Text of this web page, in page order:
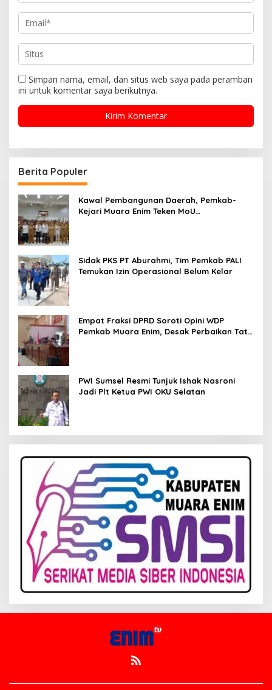
Simpan nama, email, dan situs web saya pada peramban
ini untuk komentar saya berikutnya.
Berita Populer
Kawal Pembangunan Daerah, Pemkab-
Kejari Muara Enim Teken MoU
Sidak PKS PT Aburahmi, Tim Pemkab PALI
Temukan Izin Operasional Belum Kelar
Empat Fraksi DPRD Soroti Opini WDP
Pemkab Muara Enim, Desak Perbaikan Tata
PWI Sumsel Resmi Tunjuk Ishak Nasroni
Jadi Plt Ketua PWI OKU Selatan